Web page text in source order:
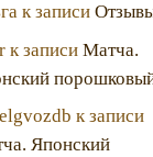
к записи
к записи Матча.
к записи
Японский